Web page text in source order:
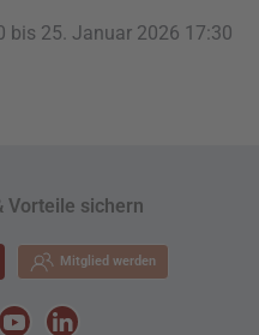
bis 25. Januar 2026 17:30
Vorteile sichern
Mitglied werden